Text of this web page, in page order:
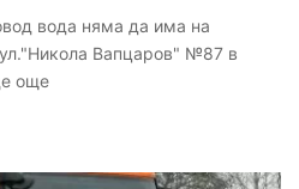
вода няма да има на
Вапцаров" №87 в
още